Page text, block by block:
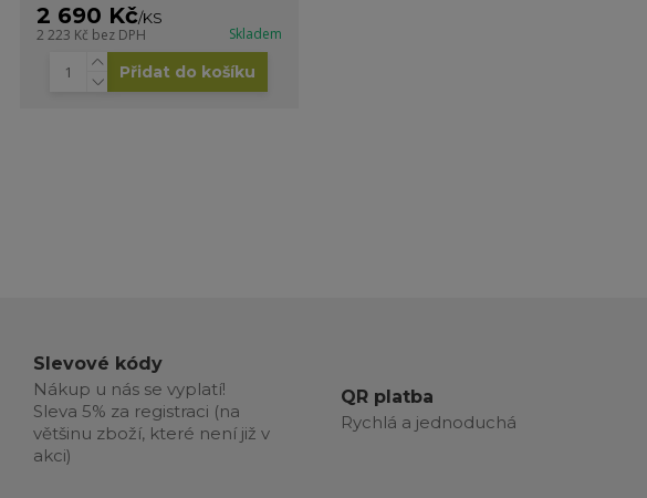
2 690 Kč/KS
2 223 Kč bez DPH Skladem
Přidat do košíku
Slevové kódy
Nákup u nás se vyplatí!
Sleva 5% za registraci (na
většinu zboží, které není již v
akci)
QR platba
Rychlá a jednoduchá